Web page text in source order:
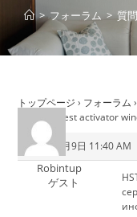
> フォーラム > 質
トップページ › フォーラム ›
返信先: Best activator
2026年7月9日 11:40 AM
Robintup
ゲスト